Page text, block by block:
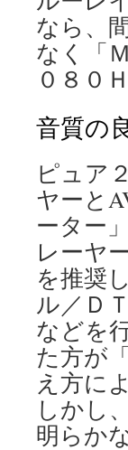
なら、
なく「
０８０
音質の
ピュア
ヤーと
ーター
レーヤ
を推奨
ル／Ｄ
などを
た方が
え方に
しかし
明らか